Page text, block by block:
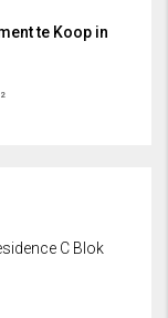
te Koop in
C Blok